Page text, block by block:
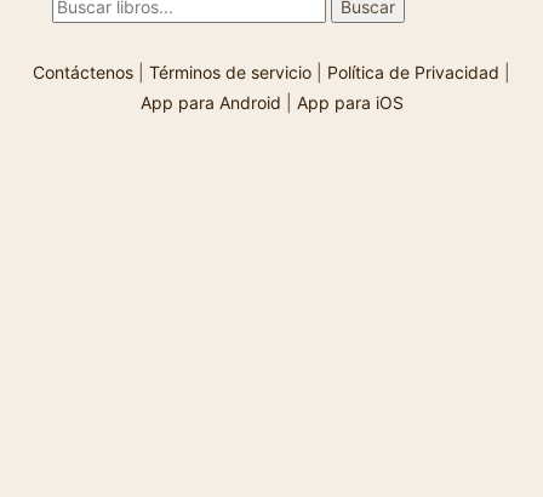
Contáctenos Términos de servicio Política de Privacidad
App para Android
App para iOS